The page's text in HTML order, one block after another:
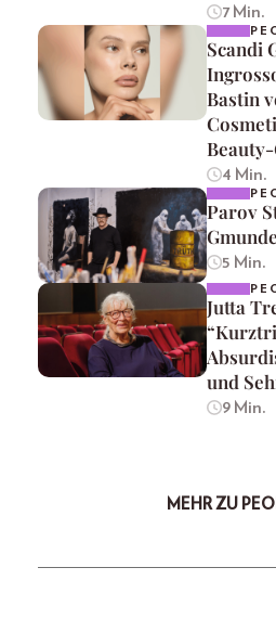
7 Min.
Scandi
Bastin
4 Min.
Parov
5 Min.
Jutta
und
9 Min.
MEHR ZU